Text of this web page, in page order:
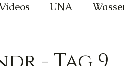
UNA